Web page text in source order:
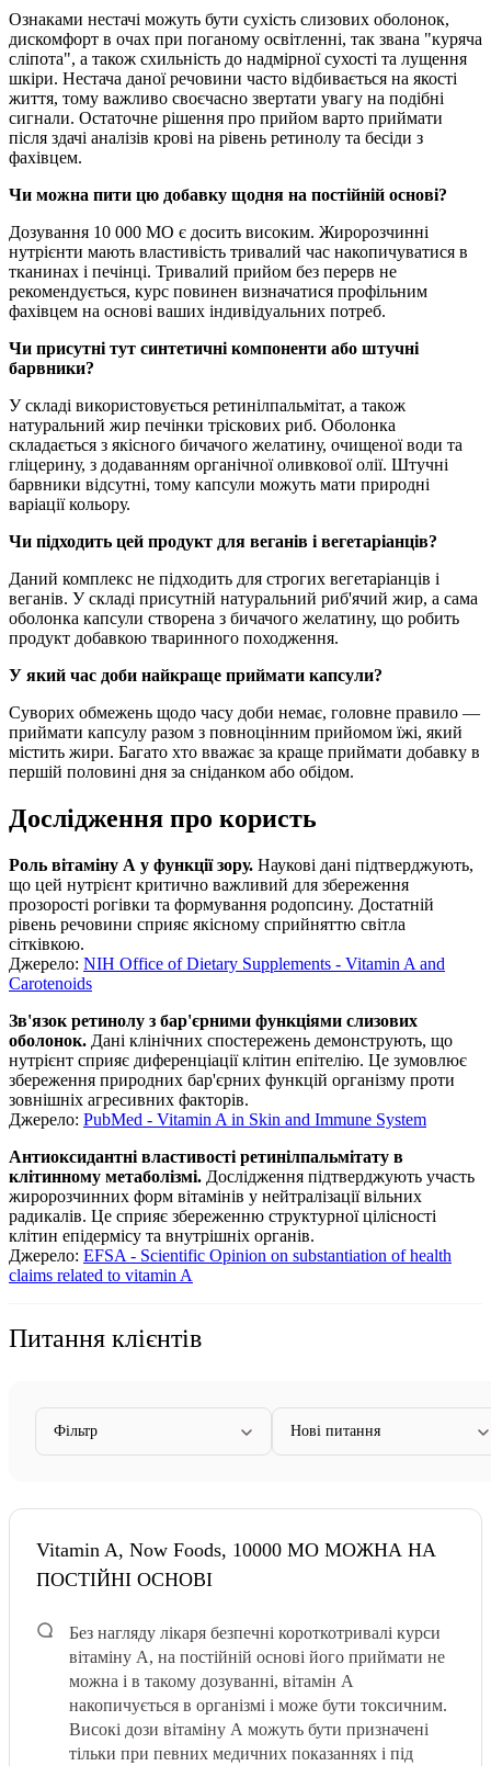
Ознаками нестачі можуть бути сухість слизових оболонок,
дискомфорт в очах при поганому освітленні, так звана "куряча
сліпота", а також схильність до надмірної сухості та лущення
шкіри. Нестача даної речовини часто відбивається на якості
життя, тому важливо своєчасно звертати увагу на подібні
сигнали. Остаточне рішення про прийом варто приймати
після здачі аналізів крові на рівень ретинолу та бесіди з
фахівцем.
Чи можна пити цю добавку щодня на постійній основі?
Дозування 10 000 МО є досить високим. Жиророзчинні
нутрієнти мають властивість тривалий час накопичуватися в
тканинах і печінці. Тривалий прийом без перерв не
рекомендується, курс повинен визначатися профільним
фахівцем на основі ваших індивідуальних потреб.
Чи присутні тут синтетичні компоненти або штучні
барвники?
У складі використовується ретинілпальмітат, а також
натуральний жир печінки тріскових риб. Оболонка
складається з якісного бичачого желатину, очищеної води та
гліцерину, з додаванням органічної оливкової олії. Штучні
барвники відсутні, тому капсули можуть мати природні
варіації кольору.
Чи підходить цей продукт для веганів і вегетаріанців?
Даний комплекс не підходить для строгих вегетаріанців і
веганів. У складі присутній натуральний риб'ячий жир, а сама
оболонка капсули створена з бичачого желатину, що робить
продукт добавкою тваринного походження.
У який час доби найкраще приймати капсули?
Суворих обмежень щодо часу доби немає, головне правило —
приймати капсулу разом з повноцінним прийомом їжі, який
містить жири. Багато хто вважає за краще приймати добавку в
першій половині дня за сніданком або обідом.
Дослідження про користь
Роль вітаміну А у функції зору. Наукові дані підтверджують,
що цей нутрієнт критично важливий для збереження
прозорості рогівки та формування родопсину. Достатній
рівень речовини сприяє якісному сприйняттю світла
сітківкою.
Джерело: NIH Office of Dietary Supplements - Vitamin A and
Carotenoids
Зв'язок ретинолу з бар'єрними функціями слизових
оболонок. Дані клінічних спостережень демонструють, що
нутрієнт сприяє диференціації клітин епітелію. Це зумовлює
збереження природних бар'єрних функцій організму проти
зовнішніх агресивних факторів.
Джерело: PubMed - Vitamin A in Skin and Immune System
Антиоксидантні властивості ретинілпальмітату в
клітинному метаболізмі. Дослідження підтверджують участь
жиророзчинних форм вітамінів у нейтралізації вільних
радикалів. Це сприяє збереженню структурної цілісності
клітин епідермісу та внутрішніх органів.
Джерело: EFSA - Scientific Opinion on substantiation of health
claims related to vitamin A
Питання клієнтів
Фільтр Нові питання
Vitamin A, Now Foods, 10000 МО МОЖНА НА
ПОСТІЙНІ ОСНОВІ
Без нагляду лікаря безпечні короткотривалі курси
вітаміну А, на постійній основі його приймати не
можна і в такому дозуванні, вітамін А
накопичується в організмі і може бути токсичним.
Високі дози вітаміну А можуть бути призначені
тільки при певних медичних показаннях і під